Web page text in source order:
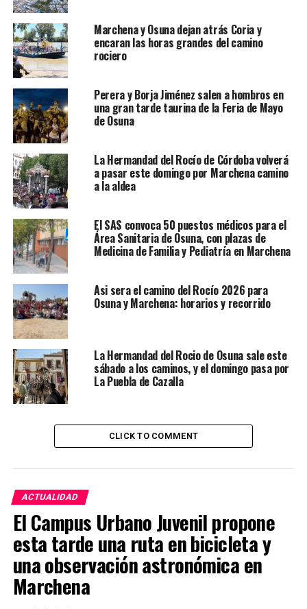
Marchena y Osuna dejan atrás Coria y
encaran las horas grandes del camino
rociero
Perera y Borja Jiménez salen a hombros en
una gran tarde taurina de la Feria de Mayo
de Osuna
La Hermandad del Rocío de Córdoba volverá
a pasar este domingo por Marchena camino
a la aldea
El SAS convoca 50 puestos médicos para el
Área Sanitaria de Osuna, con plazas de
Medicina de Familia y Pediatría en Marchena
Asi sera el camino del Rocío 2026 para
Osuna y Marchena: horarios y recorrido
La Hermandad del Rocio de Osuna sale este
sábado a los caminos, y el domingo pasa por
La Puebla de Cazalla
CLICK TO COMMENT
ACTUALIDAD
El Campus Urbano Juvenil propone
esta tarde una ruta en bicicleta y
una observación astronómica en
Marchena